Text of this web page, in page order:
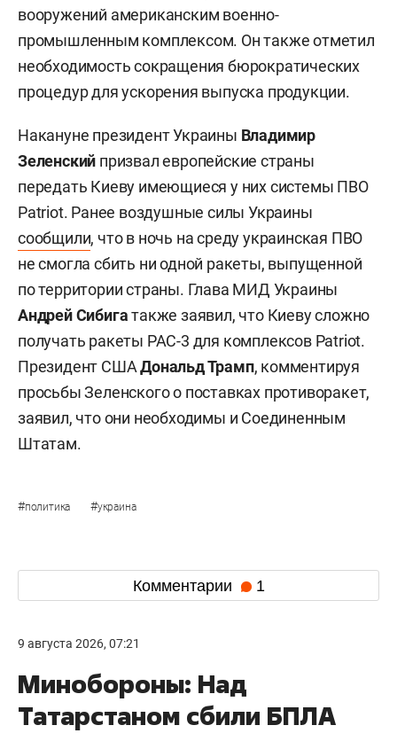
вооружений американским военно-
промышленным комплексом. Он также отметил
необходимость сокращения бюрократических
процедур для ускорения выпуска продукции.
Накануне президент Украины Владимир
Зеленский призвал европейские страны
передать Киеву имеющиеся у них системы ПВО
Patriot. Ранее воздушные силы Украины
сообщили, что в ночь на среду украинская ПВО
не смогла сбить ни одной ракеты, выпущенной
по территории страны. Глава МИД Украины
Андрей Сибигатакже заявил, что Киеву сложно
получать ракеты PAC-3 для комплексов Patriot.
Президент СШАДональд Трамп, комментируя
просьбы Зеленского о поставках противоракет,
заявил, что они необходимы и Соединенным
Штатам.
#политика #украина
Комментарии 1
9 августа 2026, 07:21
Минобороны: Над
Татарстаном сбили БПЛА